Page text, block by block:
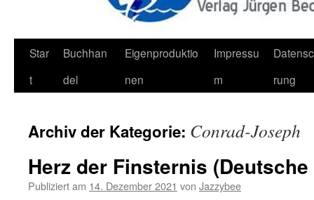
Zum
Inhalt
Star
t
Buchhan
del
Eigenproduktio
nen
Impressu
m
rung
Archiv der Kategorie: Conrad-Joseph
Herz der Finsternis
Publiziert am 14. Dezember 2021 von Jazzybee